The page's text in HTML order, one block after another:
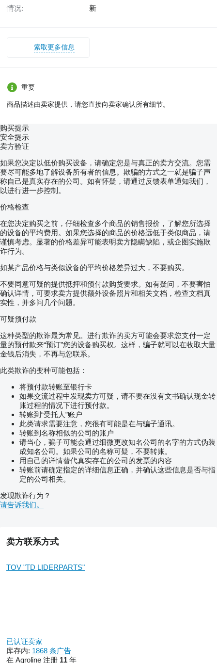
情况: 新
索取更多信息
重要
商品描述由卖家提供，请您直接向卖家确认所有细节。
购买提示
安全提示
卖方验证
如果您决定以低价购买设备，请确定您是与真正的卖方交流。您需
要尽可能多地了解设备所有者的信息。欺骗的方式之一就是骗子声
称自己是真实存在的公司。如有怀疑，请通过反馈表单通知我们，
以进行进一步控制。
价格检查
在您决定购买之前，仔细检查多个商品的销售报价，了解您所选择
的设备的平均费用。如果您选择的商品的价格远低于类似商品，请
谨慎考虑。显著的价格差异可能表明卖方隐瞒缺陷，或企图实施欺
诈行为。
如某产品价格与类似设备的平均价格差异过大，不要购买。
不要同意可疑的提供抵押和预付款购货要求。如有疑问，不要害怕
确认详情，可要求卖方提供额外设备照片和相关文档，检查文档真
实性，并多问几个问题。
可疑预付款
这种类型的欺诈最为常见。进行欺诈的卖方可能会要求您支付一定
量的预付款来“预订”您的设备购买权。这样，骗子就可以在收取大量
金钱后消失，不再与您联系。
此类欺诈的变种可能包括：
将预付款转账至银行卡
如果交流过程中发现卖方可疑，请不要在没有文书确认现金转
账过程的情况下进行预付款。
转账到“受托人”账户
此类请求需要注意，您很有可能是在与骗子通讯。
转账到名称相似的公司的账户
请当心，骗子可能会通过细微更改知名公司的名字的方式伪装
成知名公司。如果公司的名称可疑，不要转账。
用自己的详情替代真实存在的公司的发票的内容
转账前请确定指定的详细信息正确，并确认这些信息是否与指
定的公司相关。
发现欺诈行为？
请告诉我们。
卖方联系方式
TOV "TD LIDERPARTS"
已认证卖家
库存内: 1868 条广告
在 Agroline 注册 11 年